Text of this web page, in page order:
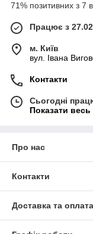
71% позитивних з 7
Працює з
м. Київ
вул. Івана
Контакти
Сьогодні
Показати
Про нас
Контакти
Доставка та оплата